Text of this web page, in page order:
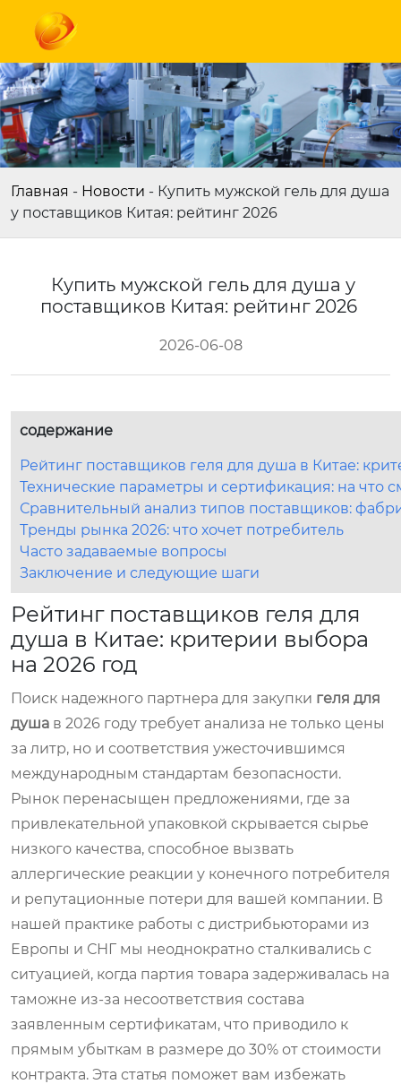
Главная - Новости - Купить мужской гель для душа
у поставщиков Китая: рейтинг 2026
Купить мужской гель для душа у
поставщиков Китая: рейтинг 2026
2026-06-08
содержание
Рейтинг поставщиков геля для душа в Китае:
Технические параметры и сертификация: на что
Сравнительный анализ типов поставщиков:
Тренды рынка 2026: что хочет потребитель
Часто задаваемые вопросы
Заключение и следующие шаги
Рейтинг поставщиков геля для
душа в Китае: критерии выбора
на 2026 год
Поиск надежного партнера для закупки геля для
душа в 2026 году требует анализа не только цены
за литр, но и соответствия ужесточившимся
международным стандартам безопасности.
Рынок перенасыщен предложениями, где за
привлекательной упаковкой скрывается сырье
низкого качества, способное вызвать
аллергические реакции у конечного потребителя
и репутационные потери для вашей компании. В
нашей практике работы с дистрибьюторами из
Европы и СНГ мы неоднократно сталкивались с
ситуацией, когда партия товара задерживалась на
таможне из-за несоответствия состава
заявленным сертификатам, что приводило к
прямым убыткам в размере до 30% от стоимости
контракта. Эта статья поможет вам избежать